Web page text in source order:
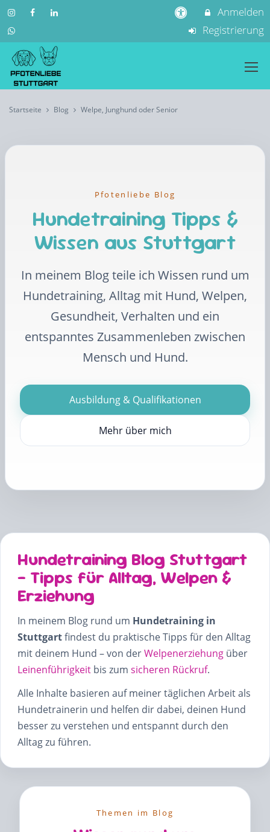
Anmelden
Registrierung
Startseite Blog Welpe, Junghund oder Senior
Pfotenliebe Blog
Hundetraining Tipps &
Wissen aus Stuttgart
In meinem Blog teile ich Wissen rund um
Hundetraining, Alltag mit Hund, Welpen,
Gesundheit, Verhalten und ein
entspanntes Zusammenleben zwischen
Mensch und Hund.
Ausbildung & Qualifikationen
Mehr über mich
Hundetraining Blog Stuttgart
– Tipps für Alltag, Welpen &
Erziehung
In meinem Blog rund um Hundetraining in
Stuttgartfindest du praktische Tipps für den Alltag
mit deinem Hund – von derWelpenerziehung über
Leinenführigkeit bis zum sicheren Rückruf.
Alle Inhalte basieren auf meiner täglichen Arbeit als
Hundetrainerin und helfen dir dabei, deinen Hund
besser zu verstehen und entspannt durch den
Alltag zu führen.
Themen im Blog